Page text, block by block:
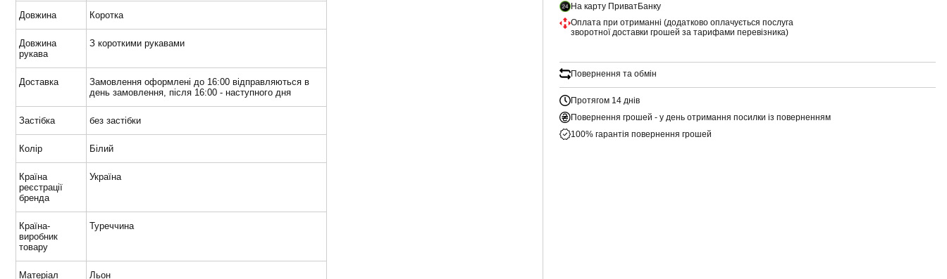
Довжина Коротка
Довжина
рукава
З короткими рукавами
Доставка
Замовлення оформлені до 16:00 відправляються в
день замовлення, після 16:00 - наступного дня
Застібка без застібки
Колір Білий
Країна
реєстрації
бренда
Україна
Країна-
виробник
товару
Туреччина
Матеріал Льон
На карту ПриватБанку
Оплата при отриманні (додатково оплачується послуга
зворотної доставки грошей за тарифами перевізника)
Повернення та обмін
Протягом 14 днів
Повернення грошей - у день отримання посилки із поверненням
100% гарантія повернення грошей